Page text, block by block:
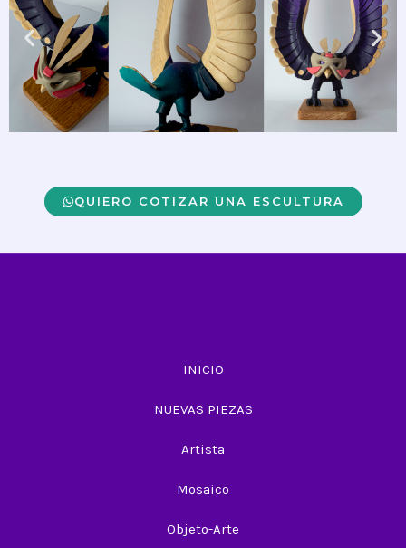
QUIERO COTIZAR UNA ESCULTURA
INICIO
NUEVAS PIEZAS
Artista
Mosaico
Objeto-Arte